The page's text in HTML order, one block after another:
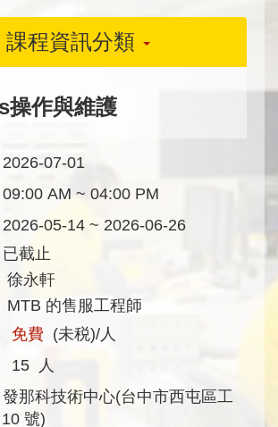
課程資訊分類
操作與維護
2026-07-01
09:00 AM ~ 04:00 PM
2026-05-14 ~ 2026-06-26
已截止
徐永軒
MTB 的售服工程師
免費 (未税)/人
15 人
發那科技術中心(台中市西屯區工
號)